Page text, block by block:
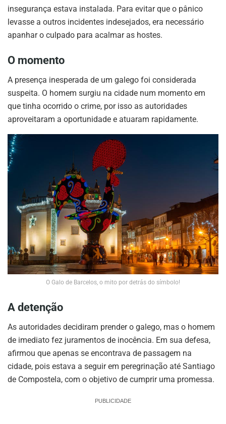
insegurança estava instalada. Para evitar que o pânico
levasse a outros incidentes indesejados, era necessário
apanhar o culpado para acalmar as hostes.
O momento
A presença inesperada de um galego foi considerada
suspeita. O homem surgiu na cidade num momento em
que tinha ocorrido o crime, por isso as autoridades
aproveitaram a oportunidade e atuaram rapidamente.
O Galo de Barcelos, o mito por detrás do símbolo!
A detenção
As autoridades decidiram prender o galego, mas o homem
de imediato fez juramentos de inocência. Em sua defesa,
afirmou que apenas se encontrava de passagem na
cidade, pois estava a seguir em peregrinação até Santiago
de Compostela, com o objetivo de cumprir uma promessa.
PUBLICIDADE